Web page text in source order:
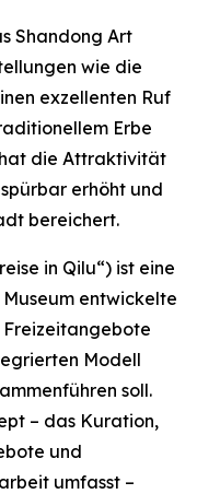
Shandong Art
wie die
exzellenten Ruf
Erbe
hat die Attraktivität
erhöht und
bereichert.
in Qilu“) ist eine
entwickelte
Freizeitangebote
Modell
soll.
– das Kuration,
und
umfasst –